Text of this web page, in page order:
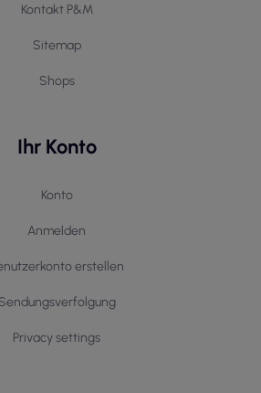
Kontakt P&M
Sitemap
Shops
Ihr Konto
Konto
Anmelden
erstellen
Sendungsverfolgung
Privacy settings